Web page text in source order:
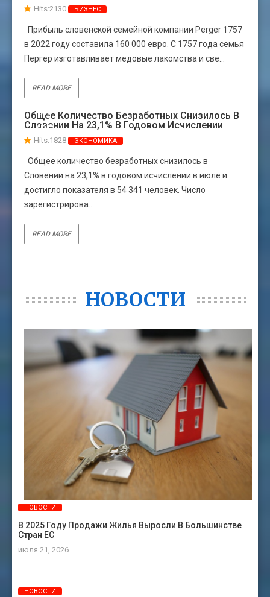
Hits:2130 БИЗНЕС
Прибыль словенской семейной компании Perger 1757
в 2022 году составила 160 000 евро. С 1757 года семья
Пергер изготавливает медовые лакомства и све...
READ MORE
Общее Количество Безработных Снизилось В
Словении На 23,1% В Годовом Исчислении
Hits:1828 ЭКОНОМИКА
Общее количество безработных снизилось в
Словении на 23,1% в годовом исчислении в июле и
достигло показателя в 54 341 человек. Число
зарегистрирова...
04
АВГ
READ MORE
НОВОСТИ
НОВОСТИ
В 2025 Году Продажи Жилья Выросли В Большинстве
Стран ЕС
июля 21, 2026
НОВОСТИ